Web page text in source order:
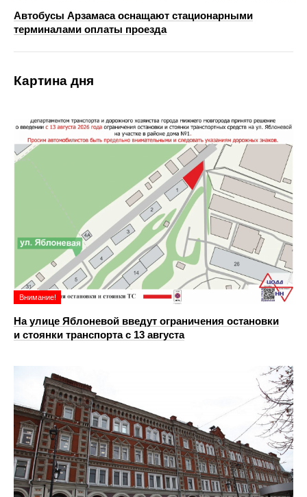
Автобусы Арзамаса оснащают стационарными
терминалами оплаты проезда
Картина дня
Внимание!
На улице Яблоневой введут ограничения остановки
и стоянки транспорта с 13 августа